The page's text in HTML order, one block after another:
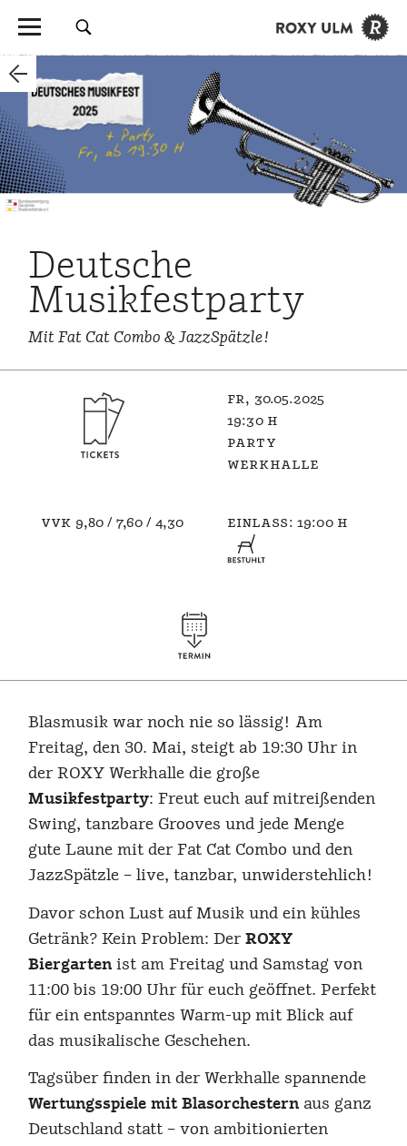
Deutsche
Musikfestparty
Mit Fat Cat Combo & JazzSpätzle!
fr, 30.05.2025
19:30 h
party
werkhalle
vvk 9,80 / 7,60 / 4,30 einlass: 19:00 h
Blasmusik war noch nie so lässig! Am
Freitag, den 30. Mai, steigt ab 19:30 Uhr in
der ROXY Werkhalle die große
Musikfestparty: Freut euch auf mitreißenden
Swing, tanzbare Grooves und jede Menge
gute Laune mit der Fat Cat Combo und den
JazzSpätzle – live, tanzbar, unwiderstehlich!
Davor schon Lust auf Musik und ein kühles
Getränk? Kein Problem: DerROXY
Biergarten ist am Freitag und Samstag von
11:00 bis 19:00 Uhr für euch geöffnet. Perfekt
für ein entspanntes Warm-up mit Blick auf
das musikalische Geschehen.
Tagsüber finden in der Werkhalle spannende
Wertungsspiele mit Blasorchestern aus ganz
Deutschland statt – von ambitionierten